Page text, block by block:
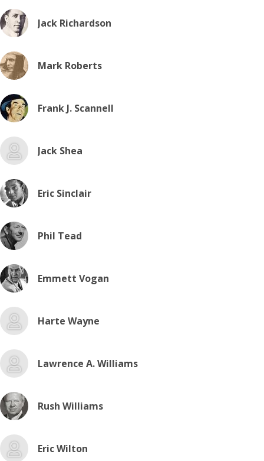
Jack Richardson
Mark Roberts
Frank J. Scannell
Jack Shea
Eric Sinclair
Phil Tead
Emmett Vogan
Harte Wayne
Lawrence A. Williams
Rush Williams
Eric Wilton